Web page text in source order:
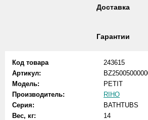
Доставка
Гарантии
Код товара
243615
Артикул:
Модель:
PETIT
Производитель:
RIHO
Серия:
BATHTUBS
Вес, кг:
14